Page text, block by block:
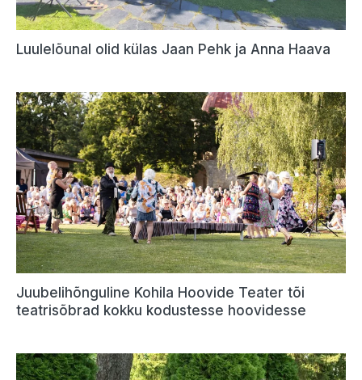
Luulelõunal olid külas Jaan Pehk ja Anna Haava
Juubelihõnguline Kohila Hoovide Teater tõi
teatrisõbrad kokku kodustesse hoovidesse